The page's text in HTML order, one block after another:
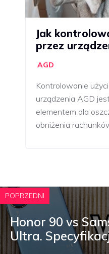
Jak
przez
AGD
Kontrolowanie
urządzenia AGD
elementem dla
obniżenia
POPRZEDNI
Honor 90 vs
Ultra.